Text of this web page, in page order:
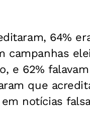
64%
campanhas
e 62%
que
notícias